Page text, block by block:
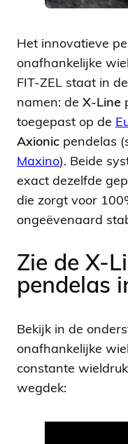
Het innovatieve
onafhankelijke
FIT-ZEL staat in
namen: de X-Line
toegepast op de
Axionic pendelas
Maxino). Beide
exact dezelfde
die zorgt voor
ongeëvenaard
Zie de X-
pendelas
Bekijk in de
onafhankelijke
constante
wegdek: